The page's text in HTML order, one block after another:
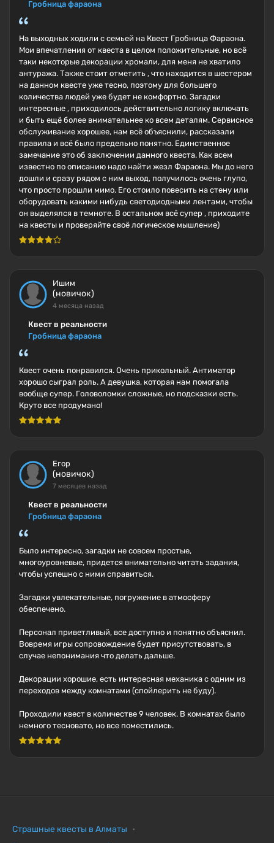
Гробница фараона
На выходных ходили с семьей на Квест Гробница Фараона.
Мои впечатления от квеста в целом положительные, но всё
таки некоторые декорации хромали, для меня не хватило
антуража. Также стоит отметить , что находится в шестером
на данном квесте уже тесно, поэтому для большего
количества людей уже будет не комфортно. Загадки
интересные , приходилось действительно логику включать
и быть ещё более внимательнее ко всем деталям. Сервисное
обслуживание хорошее, нам всё объяснили, рассказали
правила и всё было предельно понятно. Единственное
замечание это об заключении данного квеста. Как всем
известно по описанию надо найти жезл Фараона. Мы до него
дошли и сразу рядом с ним выход, получилось очень глупо,
что просто прошли мимо. Его стоило повесить на стену или
оборудовать какими нибудь светодиодными лентами, чтобы
он выделялся в темноте. В остальном всё супер , приходите
на квесты и проверяйте своё логическое мышление)
Ишим
(новичок)
4 месяца назад
Квест в реальности
Гробница фараона
Квест очень понравился. Очень прикольный. Антиматор
хорошо сыграл роль. А девушка, которая нам помогала
вообще супер. Головоломки сложные, но подсказки есть.
Круто все продумано!
Егор
(новичок)
7 месяцев назад
Квест в реальности
Гробница фараона
Было интересно, загадки не совсем простые,
многоуровневые, придется внимательно читать задания,
чтобы успешно с ними справиться.
Загадки увлекательные, погружение в атмосферу
обеспечено.
Персонал приветливый, все доступно и понятно объяснил.
Вовремя игры сопровождение будет присутствовать, в
случае непонимания что делать дальше.
Декорации хорошие, есть интересная механика с одним из
переходов между комнатами (спойлерить не буду).
Проходили квест в количестве 9 человек. В комнатах было
немного тесновато, но все поместились.
Страшные квесты в Алматы